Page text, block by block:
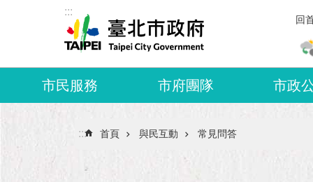
跳到主要內容區塊
:::
回
市民服務 市府團隊 市政
::: 首頁 與民互動 常見問答